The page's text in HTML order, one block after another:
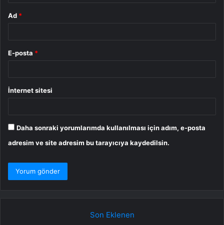
Ad *
E-posta *
İnternet sitesi
Daha sonraki yorumlarımda kullanılması için adım, e-posta
adresim ve site adresim bu tarayıcıya kaydedilsin.
Son Eklenen